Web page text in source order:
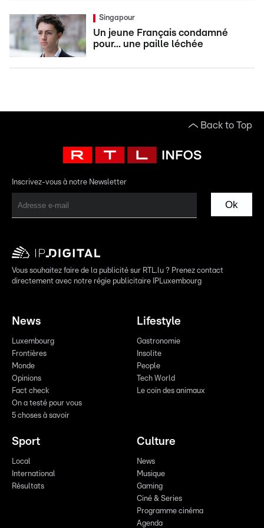
Singapour
Un jeune Français condamné
pour... une paille léchée
Back to Top
Inscrivez-vous à notre Newsletter
Ok
Vous souhaitez faire de la publicité sur RTL.lu ? Prenez contact
directement avec notre régie publicitaire IPLuxembourg
News
Luxembourg
Frontières
Monde
Opinions
Fact check
On a testé pour vous
5 choses à savoir
Lifestyle
Gastronomie
Insolite
People
Tech World
Le coin des animaux
Sport
Local
International
Résultats
Culture
News
Musique
Gaming
Ciné & Series
Programme cinéma
Agenda